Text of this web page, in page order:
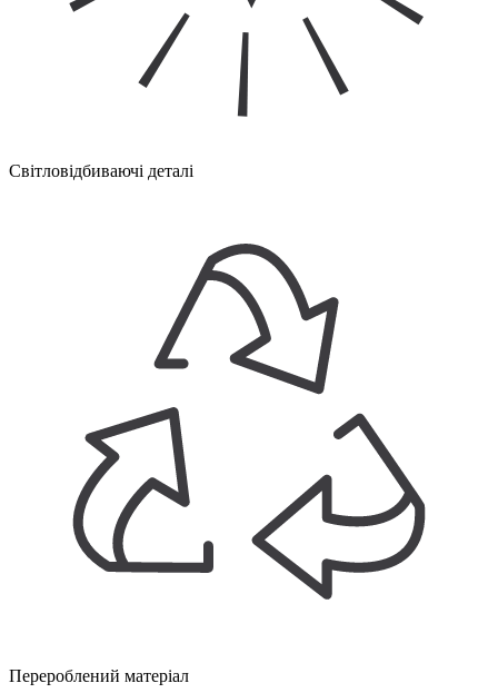
Світловідбиваючі деталі
Перероблений матеріал